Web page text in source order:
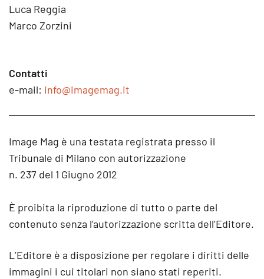
Luca Reggia
Marco Zorzini
Contatti
e-mail: info@imagemag.it
Image Mag è una testata registrata presso il
Tribunale di Milano con autorizzazione
n. 237 del 1 Giugno 2012
È proibita la riproduzione di tutto o parte del
contenuto senza l’autorizzazione scritta dell’Editore.
L’Editore è a disposizione per regolare i diritti delle
immagini i cui titolari non siano stati reperiti.